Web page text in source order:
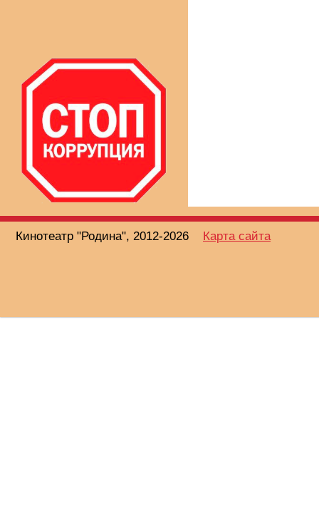
Кинотеатр "Родина", 2012-2026 Карта сайта